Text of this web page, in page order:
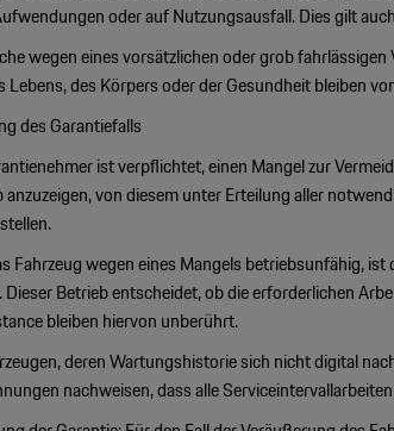
oder auf Nutzungsausfall. Dies gilt
wegen eines vorsätzlichen oder grob
Lebens, des Körpers oder der Gesundheit bleiben
des Garantiefalls
ist verpflichtet, einen Mangel zur
anzuzeigen, von diesem unter Erteilung aller
Fahrzeug wegen eines Mangels betriebsunfähig,
Betrieb entscheidet, ob die erforderlichen
bleiben hiervon unberührt.
deren Wartungshistorie sich nicht digital
nachweisen, dass alle